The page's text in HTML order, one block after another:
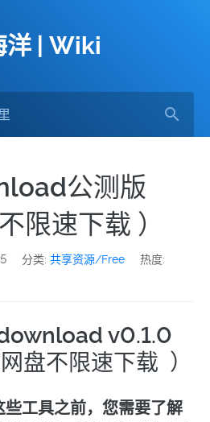
洋 | Wiki
公测版
限速下载 ）
分类:共享资源/Free
热度:
v0.1.0
盘不限速下载 ）
些工具之前，您需要了解